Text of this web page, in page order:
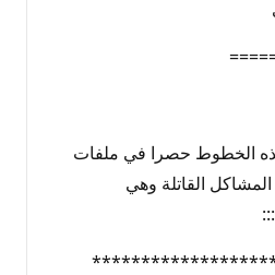
الخطوط حصرا في ملفات
القاتلة وهي